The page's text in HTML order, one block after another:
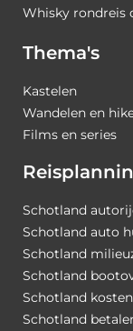
Whisky rondreis
Thema's
Kastelen
Wandelen en
Films en series
Schotland
Schotland auto
Schotland
Schotland
Schotland
Schotland